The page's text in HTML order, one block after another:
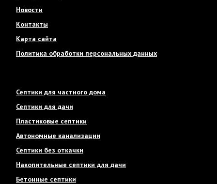
Новости
Контакты
Карта сайта
Политика обработки персональных данных
Септики для частного дома
Септики для дачи
Пластиковые септики
Автономные канализации
Септики без откачки
Накопительные септики для дачи
Бетонные септики